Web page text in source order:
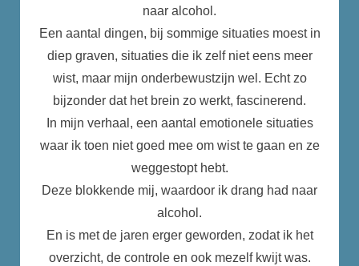
naar alcohol.
Een aantal dingen, bij sommige situaties moest in
diep graven, situaties die ik zelf niet eens meer
wist, maar mijn onderbewustzijn wel. Echt zo
bijzonder dat het brein zo werkt, fascinerend.
In mijn verhaal, een aantal emotionele situaties
waar ik toen niet goed mee om wist te gaan en ze
weggestopt hebt.
Deze blokkende mij, waardoor ik drang had naar
alcohol.
En is met de jaren erger geworden, zodat ik het
overzicht, de controle en ook mezelf kwijt was.